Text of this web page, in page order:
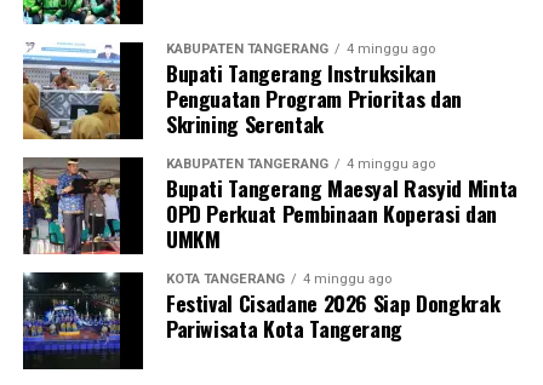
KABUPATEN TANGERANG 4 minggu ago
Bupati Tangerang Instruksikan
Penguatan Program Prioritas dan
Skrining Serentak
KABUPATEN TANGERANG 4 minggu ago
Bupati Tangerang Maesyal Rasyid Minta
OPD Perkuat Pembinaan Koperasi dan
UMKM
KOTA TANGERANG 4 minggu ago
Festival Cisadane 2026 Siap Dongkrak
Pariwisata Kota Tangerang